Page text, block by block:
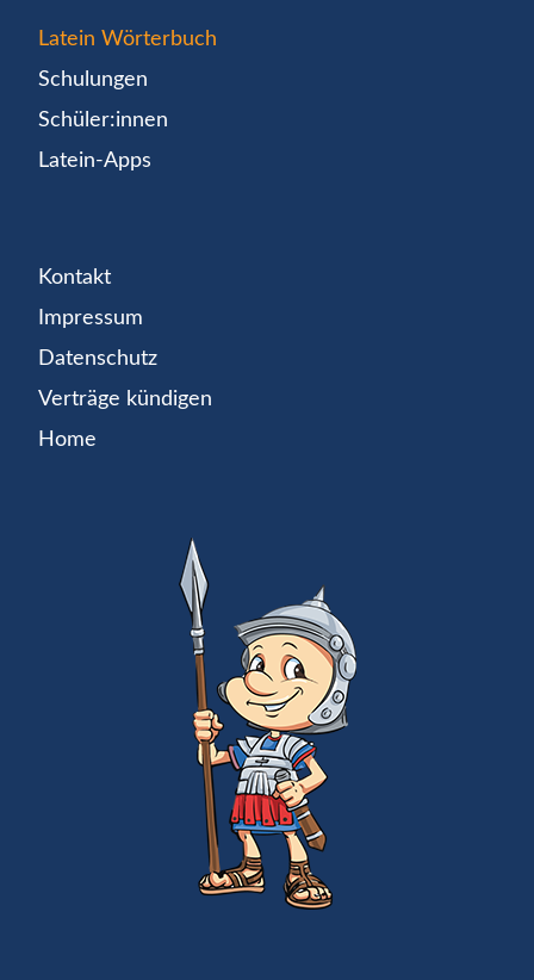
Latein Wörterbuch
Schulungen
Schüler:innen
Latein-Apps
Kontakt
Impressum
Datenschutz
Verträge kündigen
Home